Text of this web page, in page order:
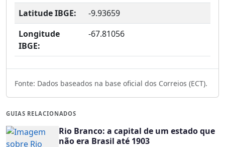
Latitude IBGE:
-9.93659
Longitude
IBGE:
-67.81056
Fonte: Dados baseados na base oficial dos Correios (ECT).
GUIAS RELACIONADOS
Rio Branco: a capital de um estado que
não era Brasil até 1903